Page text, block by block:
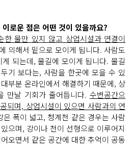
로운 점은 어떤 것이 있을까요?
한 물만 있지 않고 상업시설과 연결이
의해서 밑으로 모이게 됩니다. 사람도
되는데, 물길에 모이게 됩니다. 물길
기 보다는, 사람을 한곳에 모을 수 있
부분 온라인에서 해결하기 때문에, 상
만날 기회가 줄어듭니다. 수변공간으
되며, 상업시설이 있으면 사람과의 연
은 폭이 넓고, 청계천 같은 경우는 사람
으며, 강이나 천이 선형으로 이루어지
오면서 같은 공간에 대한 추억이 공동